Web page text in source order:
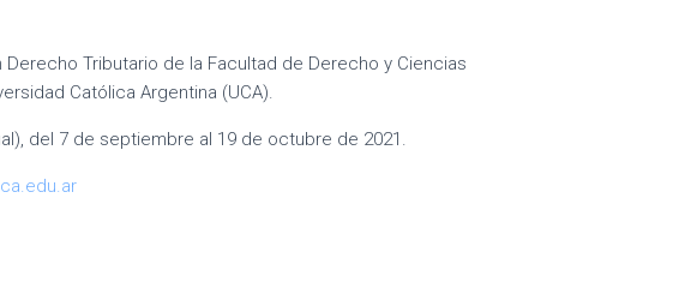
Tributario de la Facultad de Derecho y Ciencias
Católica Argentina (UCA).
del 7 de septiembre al 19 de octubre de 2021.